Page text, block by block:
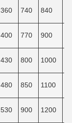
360 740 840
400 770 900
430 800 1000
480 850 1100
530 900 1200